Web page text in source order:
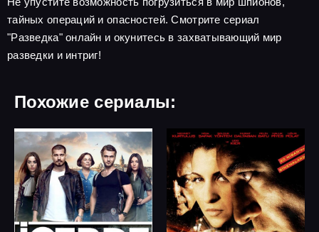
тайных операций и опасностей. Смотрите сериал
"Разведка" онлайн и окунитесь в захватывающий мир
разведки и интриг!
Похожие сериалы: